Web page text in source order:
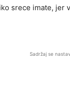
srece imate, jer
Sadržaj se